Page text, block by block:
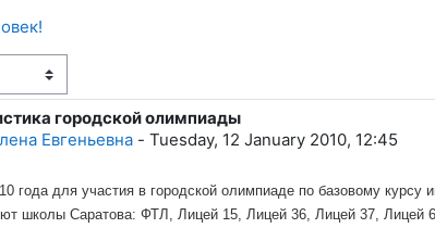
городской олимпиады
Евгеньевна - Tuesday, 12 January 2010, 12:45
1
года для участия в городской олимпиаде по базовому курсу
школы Саратова: ФТЛ, Лицей 15, Лицей 36, Лицей 37,